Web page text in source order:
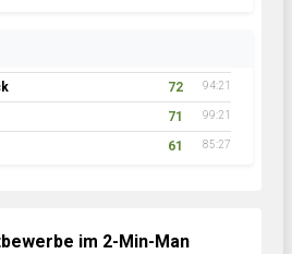
72 94:21
71 99:21
61 85:27
im 2-Min-Man